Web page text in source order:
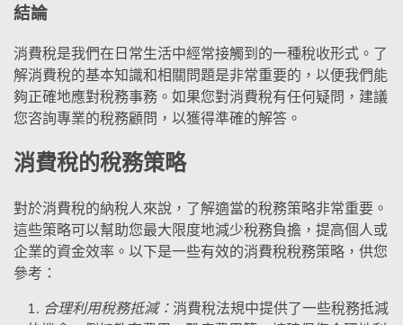
結論
消費稅是我們在日常生活中經常接觸到的一種稅收形式。了
解消費稅的基本知識和相關問題是非常重要的，以便我們能
夠正確地應對稅務事務。如果您對消費稅有任何疑問，建議
您咨詢專業的稅務顧問，以獲得準確的解答。
消費稅的稅務策略
對於消費稅的納稅人來說，了解適當的稅務策略非常重要。
這些策略可以幫助您最大限度地減少稅務負擔，提高個人或
企業的資金效率。以下是一些有效的消費稅稅務策略，供您
參考：
合理利用稅務抵減： 消費稅法規中提供了一些稅務抵減